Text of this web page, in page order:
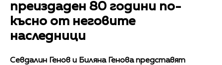
преиздаден 80 години по-
късно от неговите
наследници
Севдалин Генов и Биляна Генова представят